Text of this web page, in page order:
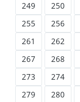
249
250
255
256
261
262
267
268
273
274
279
280